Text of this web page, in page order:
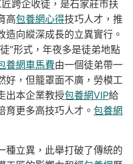
跨企收徒，是石家莊市扶
高包養網心得技巧人才，推
造向縱深成長的立異實行。
徒”形式，年夜多是徒弟地點
養網車馬費由一個徒弟帶一
好，但籠罩面不廣，勞模工
出本企業教授包養網VIP給
育更多高技巧人才。 包養網
種立異，此舉打破了傳統的